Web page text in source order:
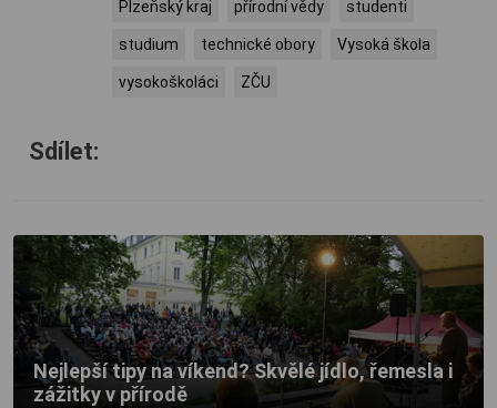
Plzeňský kraj přírodní vědy studenti
studium technické obory Vysoká škola
vysokoškoláci ZČU
Sdílet:
Nejlepší tipy na víkend? Skvělé jídlo, řemesla i
zážitky v přírodě